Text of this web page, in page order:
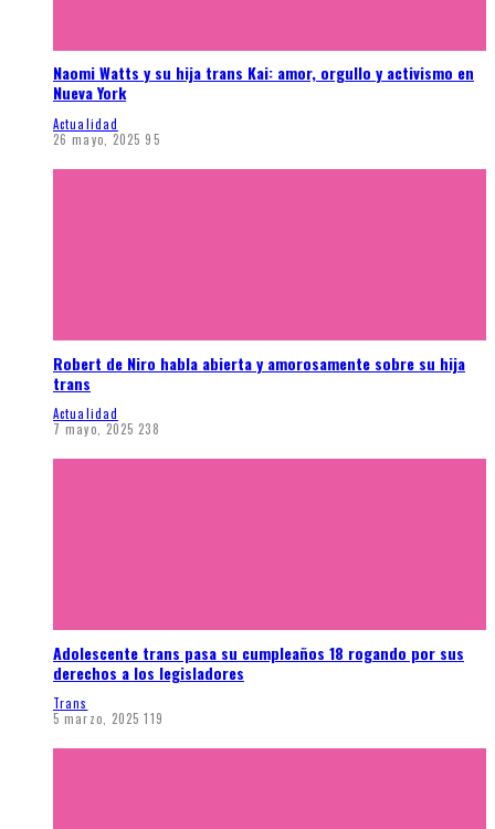
Naomi Watts y su hija trans Kai: amor, orgullo y activismo en
Nueva York
Actualidad
26 mayo, 2025 95
Robert de Niro habla abierta y amorosamente sobre su hija
trans
Actualidad
7 mayo, 2025 238
Adolescente trans pasa su cumpleaños 18 rogando por sus
derechos a los legisladores
Trans
5 marzo, 2025 119